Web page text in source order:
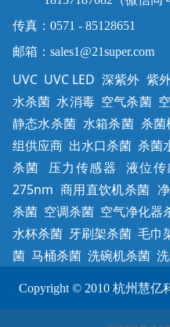
传真：0571 - 85128651
邮箱：sales1@21super.com
UVC UVC LED 深紫外 紫
水杀菌 水消毒 空气杀菌
静态水杀菌 水箱杀菌 杀
组供应商 出水口杀菌 杀菌
杀菌 压力传感器 液位
275nm 商用直饮机杀菌
杀菌 空调杀菌 空气净化器
水杯杀菌 牙刷架杀菌 毛
菌 马桶杀菌 洗碗机杀菌
Copyright © 2010 杭州慧亿